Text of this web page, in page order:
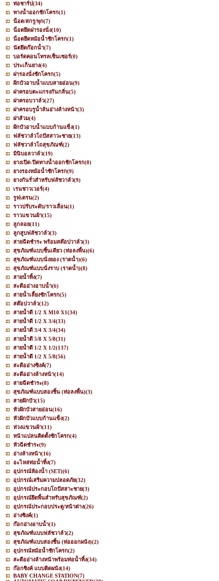
ท่อชาร์ป(34)
ทางน้ำออกชักโครก(1)
น็อต/สกรู/พุก(7)
น็อตยึดฝารองนั่ง(10)
น็อตยึดหม้อน้ำชักโครก(1)
นัตยึดก๊อกน้ำ(7)
บอร์ดคอนโทรลเซ็นเซอร์(0)
ประเก็นยาง(4)
ฝารองนั่งชักโครก(5)
ฝักบัวอาบน้ำแบบสายอ่อน(9)
ฝาครอบตะแกรงกันกลิ่น(5)
ฝาครอบวาล์ว(27)
ฝาครอบรูน้ำล้นอ่างล้างหน้า(3)
ฝาส้วม(4)
ฝักบัวอาบน้ำแบบก้านแข็ง(1)
ฟลัชวาล์วโถปัสสาวะชาย(13)
ฟลัชวาล์วโถสุขภัณฑ์(2)
มินิบอลวาล์ว(19)
ยางเปิด-ปิดทางน้ำออกชักโครก(0)
ยางรองหม้อน้ำชักโครก(9)
ยางกันรั่วสำหรับฟลัชวาล์ว(9)
เรนชาวเวอร์(4)
รูฟเดรน(2)
ราวปรับระดับ/ราวเลื่อน(1)
ราวแขวนผ้า(15)
ลูกลอย(11)
ลูกสูบฟลัชวาล์ว(3)
สายฉีดชำระ พร้อมสต๊อปวาล์ว(3)
สุขภัณฑ์แบบชิ้นเดียว (ท่อลงพื้น)(6)
สุขภัณฑ์แบบนั่งยอง (ราดน้ำ)(6)
สุขภัณฑ์แบบนั่งราบ (ราดน้ำ)(8)
สายน้ำทิ้ง(7)
สะดืออ่างอาบน้ำ(6)
สายน้ำเลี้ยงชักโครก(5)
สต๊อปวาล์ว(12)
สายน้ำดี 1/2 X M10 X1(34)
สายน้ำดี 1/2 X 3/4(33)
สายน้ำดี 3/4 X 3/4(34)
สายน้ำดี 5/8 X 5/8(31)
สายน้ำดี 1/2 X 1/2(137)
สายน้ำดี 1/2 X 5/8(56)
สะดืออ่างซิงค์(7)
สะดืออ่างล้างหน้า(14)
สายฉีดชำระ(8)
สุขภัณฑ์แบบสองชิ้น (ท่อลงพื้น)(3)
สายฝักบัว(15)
หัวฝักบัวสายอ่อน(16)
หัวฝักบัวแบบก้านแข็ง(2)
ห่วงแขวนผ้า(11)
หน้าแปลนติดตั้งชักโครก(4)
หัวฉีดชำระ(9)
อ่างล้างหน้า(16)
อะไหล่ท่อน้ำทิ้ง(7)
อุปกรณ์ห้องน้ำ (SET)(6)
อุปกรณ์เสริมความปลอดภัย(32)
อุปกรณ์ประกอบโถปัสสาะชาย(3)
อุปกรณ์ยึดพื้นสำหรับสุขภัณฑ์(2)
อุปกรณ์ประกอบประตู/หน้าต่าง(26)
อ่างซิงค์(1)
ก๊อกอ่างอาบน้ำ(1)
สุขภัณฑ์แบบฟลัชวาล์ว(2)
สุขภัณฑ์แบบสองชิ้น (ท่อออกผนัง)(2)
อุปกรณ์หม้อน้ำชักโครก(2)
สะดืออ่างล้างหน้าพร้อมท่อน้ำทิ้ง(34)
ก๊อกซิงค์ แบบติดผนัง(14)
BABY CHANGE STATION(7)